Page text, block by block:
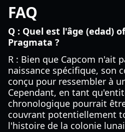
FAQ
Q : Quel est l'âge (edad)
Pragmata ?
R : Bien que Capcom n'ait
naissance spécifique, son
conçu pour ressembler à
Cependant, en tant
chronologique pourrait
couvrant potentiellement
l'histoire de la colonie